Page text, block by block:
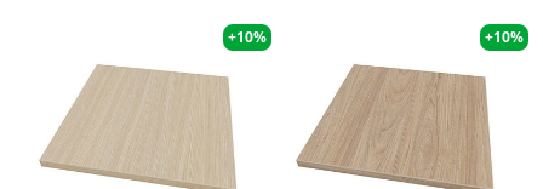
+10% +10%